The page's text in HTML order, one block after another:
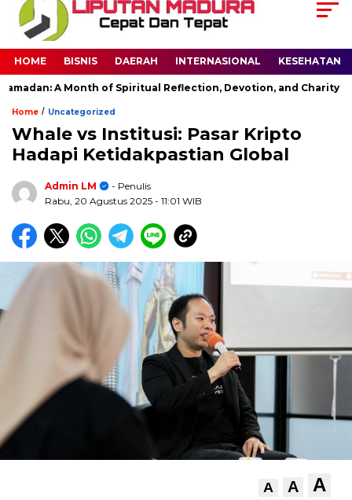
HOME BISNIS DAERAH INTERNASIONAL KESEHATAN
A Month of Spiritual Reflection, Devotion, and Charity
Home / Uncategorized
Whale vs Institusi: Pasar Kripto
Hadapi Ketidakpastian Global
Admin LM
- Penulis
Rabu, 20 Agustus 2025 - 11:01 WIB
A A A